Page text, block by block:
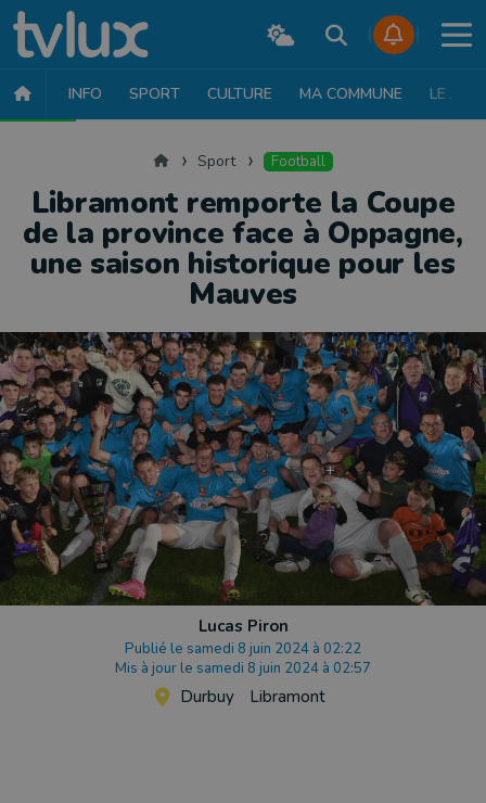
INFO SPORT CULTURE MA COMMUNE LE JT
AccueilSport Football
Libramont remporte la Coupe
de la province face à Oppagne,
une saison historique pour les
Mauves
Lucas Piron
Publié le samedi 8 juin 2024 à 02:22
Mis à jour le samedi 8 juin 2024 à 02:57
Durbuy Libramont